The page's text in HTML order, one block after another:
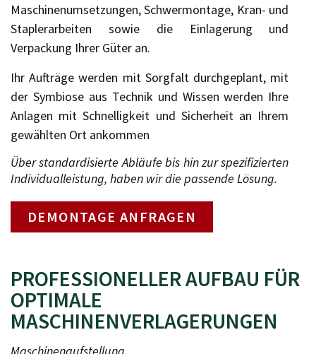
Maschinenumsetzungen, Schwermontage, Kran- und
Staplerarbeiten sowie die Einlagerung und
Verpackung Ihrer Güter an.
Ihr Aufträge werden mit Sorgfalt durchgeplant, mit
der Symbiose aus Technik und Wissen werden Ihre
Anlagen mit Schnelligkeit und Sicherheit an Ihrem
gewählten Ort ankommen
Über standardisierte Abläufe bis hin zur spezifizierten
Individualleistung, haben wir die passende Lösung.
DEMONTAGE ANFRAGEN
PROFESSIONELLER AUFBAU FÜR
OPTIMALE
MASCHINENVERLAGERUNGEN